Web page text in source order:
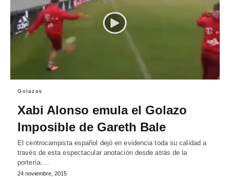
Golazos
Xabi Alonso emula el Golazo
Imposible de Gareth Bale
El centrocampista español dejó en evidencia toda su calidad a
través de esta espectacular anotación desde atrás de la
portería.…
24 noviembre, 2015